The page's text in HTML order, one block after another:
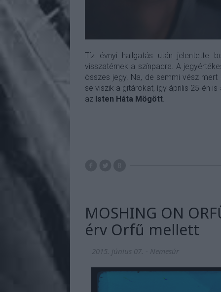
Tíz évnyi hallgatás után jelentette
visszatérnek a színpadra. A
összes jegy. Na, de semmi vész
se viszik a gitárokat, így április 25-én
az Isten Háta Mögött
MOSHING ON
érv Orfű mellett
2015. június 07. - Nemesúr